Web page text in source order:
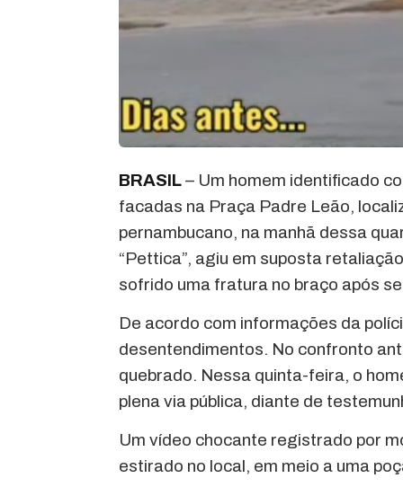
BRASIL– Um homem identificado
facadas na Praça Padre Leão,
pernambucano, na manhã dessa
“Pettica”, agiu em suposta
sofrido uma fratura no braço após
De acordo com informações da
desentendimentos. No confronto
quebrado. Nessa quinta-feira, o
plena via pública, diante de
Um vídeo chocante registrado por
estirado no local, em meio a uma